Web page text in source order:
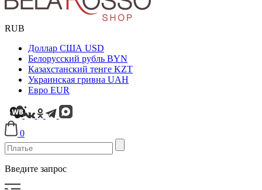
RUB
Доллар США USD
Белорусский рубль BYN
Казахстанский тенге KZT
Украинская гривна UAH
Евро EUR
0
Введите запрос